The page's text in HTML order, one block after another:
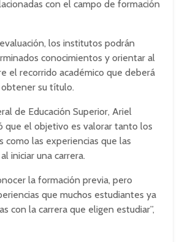
con el campo de formación
los institutos podrán
conocimientos y orientar al
el recorrido académico que deberá
su título.
de Educación Superior, Ariel
que el objetivo es valorar tanto los
como las experiencias que las
iniciar una carrera.
la formación previa, pero
que muchos estudiantes ya
con la carrera que eligen estudiar”,